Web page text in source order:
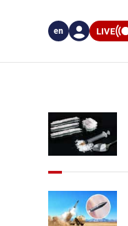
LIVE
en